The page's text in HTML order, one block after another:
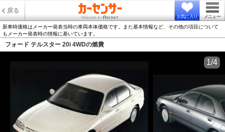
戻る
お気に入り メニュー
新車時価格はメーカー発表当時の車両本体価格です。また基本情報など、その他の項目について
もメーカー発表時の情報に基いています。
フォード テルスター 20i 4WDの燃費
1/4